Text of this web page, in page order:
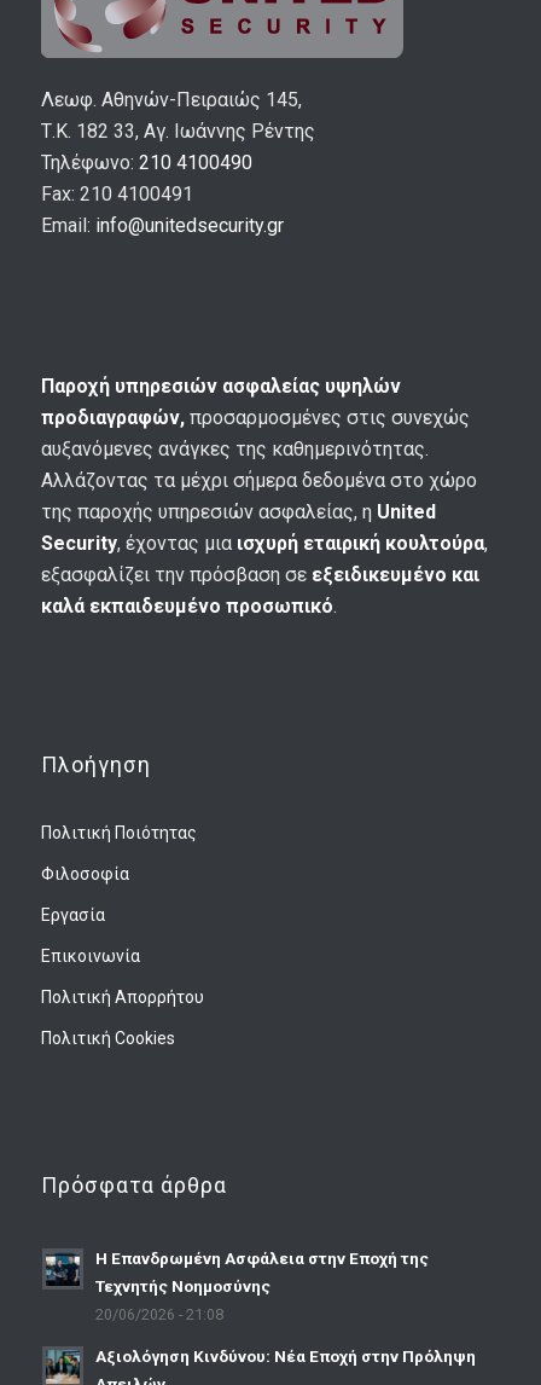
Λεωφ. Αθηνών-Πειραιώς 145,
Τ.Κ. 182 33, Αγ. Ιωάννης Ρέντης
Τηλέφωνο: 210 4100490
Fax: 210 4100491
Email: info@unitedsecurity.gr
Παροχή υπηρεσιών ασφαλείας υψηλών
προδιαγραφών,προσαρμοσμένες στις συνεχώς
αυξανόμενες ανάγκες της καθημερινότητας.
Αλλάζοντας τα μέχρι σήμερα δεδομένα στο χώρο
της παροχής υπηρεσιών ασφαλείας, η United
Security, έχοντας μια ισχυρή εταιρική κουλτούρα,
εξασφαλίζει την πρόσβαση σε εξειδικευμένο και
καλά εκπαιδευμένο προσωπικό.
Πλοήγηση
Πολιτική Ποιότητας
Φιλοσοφία
Εργασία
Επικοινωνία
Πολιτική Απορρήτου
Πολιτική Cookies
Πρόσφατα άρθρα
Η Επανδρωμένη Ασφάλεια στην Εποχή της
Τεχνητής Νοημοσύνης
20/06/2026 - 21:08
Αξιολόγηση Κινδύνου: Νέα Εποχή στην Πρόληψη